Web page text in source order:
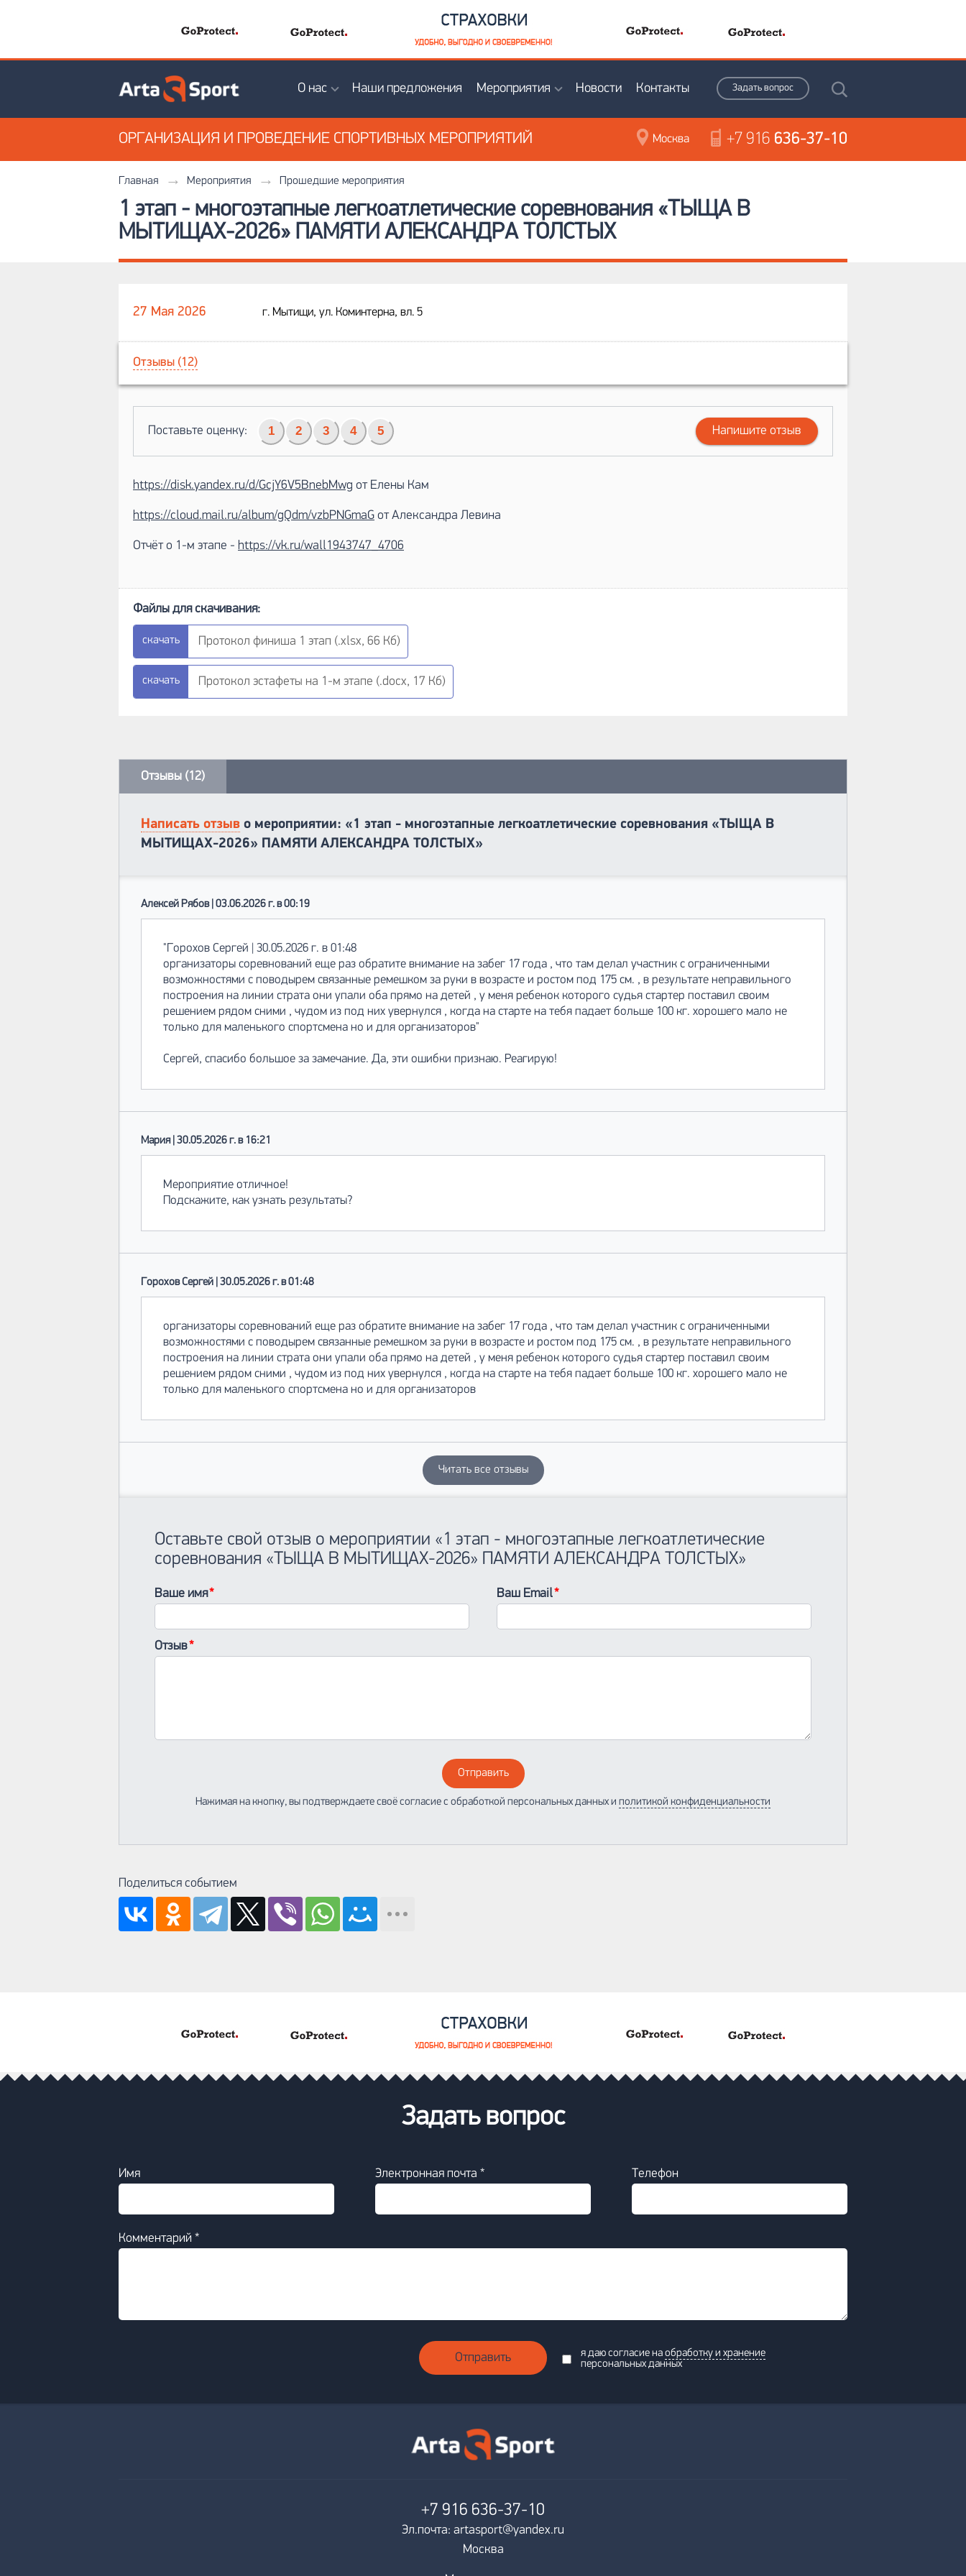
Задать вопрос
О нас Наши предложения Мероприятия Новости Контакты
ОРГАНИЗАЦИЯ И ПРОВЕДЕНИЕ СПОРТИВНЫХ МЕРОПРИЯТИЙ +7 916 636-37-10
Москва
Главная Мероприятия Прошедшие мероприятия
1 этап - многоэтапные легкоатлетические соревнования «ТЫЩА В
МЫТИЩАХ-2026» ПАМЯТИ АЛЕКСАНДРА ТОЛСТЫХ
27 Мая 2026 г. Мытищи, ул. Коминтерна, вл. 5
Отзывы (12)
Поставьте оценку: 1 2 3 4 5 Напишите отзыв
https://disk.yandex.ru/d/GcjY6V5BnebMwg от Елены Кам
https://cloud.mail.ru/album/gQdm/vzbPNGmaG от Александра Левина
Отчёт о 1-м этапе - https://vk.ru/wall1943747_4706
Протокол финиша 1 этап (.xlsx, 66 Кб)
Протокол эстафеты на 1-м этапе (.docx, 17 Кб)
Отзывы (12)
Написать отзыв о мероприятии: «1 этап - многоэтапные легкоатлетические соревнования «ТЫЩА В
МЫТИЩАХ-2026» ПАМЯТИ АЛЕКСАНДРА ТОЛСТЫХ»
Алексей Рябов | 03.06.2026 г. в 00:19
"Горохов Сергей | 30.05.2026 г. в 01:48
организаторы соревнований еще раз обратите внимание на забег 17 года , что там делал участник с ограниченными
возможностями с поводырем связанные ремешком за руки в возрасте и ростом под 175 см. , в результате неправильного
построения на линии страта они упали оба прямо на детей , у меня ребенок которого судья стартер поставил своим
решением рядом сними , чудом из под них увернулся , когда на старте на тебя падает больше 100 кг. хорошего мало не
только для маленького спортсмена но и для организаторов"
Сергей, спасибо большое за замечание. Да, эти ошибки признаю. Реагирую!
Мария | 30.05.2026 г. в 16:21
Мероприятие отличное!
Подскажите, как узнать результаты?
Горохов Сергей | 30.05.2026 г. в 01:48
организаторы соревнований еще раз обратите внимание на забег 17 года , что там делал участник с ограниченными
возможностями с поводырем связанные ремешком за руки в возрасте и ростом под 175 см. , в результате неправильного
построения на линии страта они упали оба прямо на детей , у меня ребенок которого судья стартер поставил своим
решением рядом сними , чудом из под них увернулся , когда на старте на тебя падает больше 100 кг. хорошего мало не
только для маленького спортсмена но и для организаторов
Читать все отзывы
Оставьте свой отзыв о мероприятии «1 этап - многоэтапные легкоатлетические
соревнования «ТЫЩА В МЫТИЩАХ-2026» ПАМЯТИ АЛЕКСАНДРА ТОЛСТЫХ»
Ваше имя Ваш Email
Отзыв
Отправить
Нажимая на кнопку, вы подтверждаете своё согласие с обработкой персональных данных и политикой конфиденциальности
Поделиться событием
Задать вопрос
Имя Электронная почта * Телефон
Комментарий *
я даю согласие наобработку и хранение
персональных данных
Отправить
+7 916 636-37-10
Эл.почта: artasport@yandex.ru
Москва